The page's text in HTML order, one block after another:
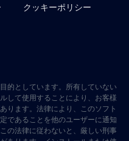
クッキーポリシー
的としています。所有していない
して使用することにより、お客様
ります。法律により、このソフト
であることを他のユーザーに通知
の法律に従わないと、厳しい刑事